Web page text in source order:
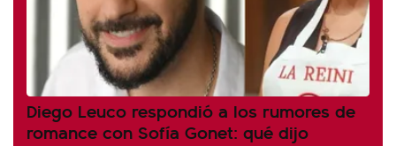
Diego Leuco respondió a los rumores de
romance con Sofía Gonet: qué dijo